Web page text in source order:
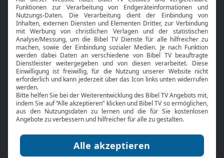
Neuigkeiten
Smart TV
HbbTV
Bibelthek Online-Bibel
Nächster Gottesdienst
Bibel TV
Über uns
Jobs
Mediadaten
Service
Kontakt
TV-Empfang